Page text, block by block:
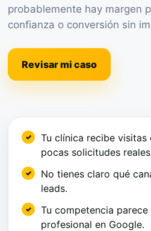
probablemente hay margen
confianza o conversión sin
Revisar mi caso
Tu clínica recibe visitas
pocas solicitudes
No tienes claro qué
leads.
Tu competencia
profesional en Google.